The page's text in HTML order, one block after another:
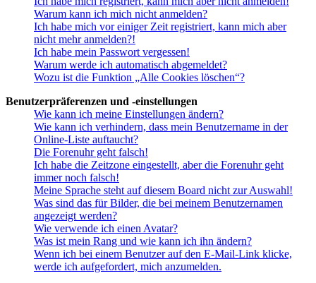
Warum kann ich mich nicht anmelden?
Ich habe mich vor einiger Zeit registriert, kann mich aber
nicht mehr anmelden?!
Ich habe mein Passwort vergessen!
Warum werde ich automatisch abgemeldet?
Wozu ist die Funktion „Alle Cookies löschen“?
Benutzerpräferenzen und -einstellungen
Wie kann ich meine Einstellungen ändern?
Wie kann ich verhindern, dass mein Benutzername in der
Online-Liste auftaucht?
Die Forenuhr geht falsch!
Ich habe die Zeitzone eingestellt, aber die Forenuhr geht
immer noch falsch!
Meine Sprache steht auf diesem Board nicht zur Auswahl!
Was sind das für Bilder, die bei meinem Benutzernamen
angezeigt werden?
Wie verwende ich einen Avatar?
Was ist mein Rang und wie kann ich ihn ändern?
Wenn ich bei einem Benutzer auf den E-Mail-Link klicke,
werde ich aufgefordert, mich anzumelden.